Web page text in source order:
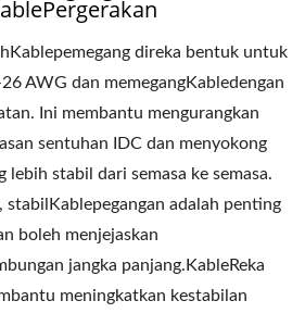
direka bentuk untuk
AWG dan memegangKabledengan
Ini membantu mengurangkan
sentuhan IDC dan menyokong
lebih stabil dari semasa ke semasa.
stabilKablepegangan adalah penting
boleh menjejaskan
jangka panjang.KableReka
meningkatkan kestabilan